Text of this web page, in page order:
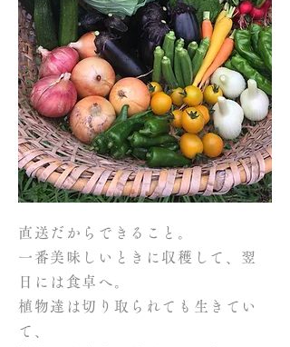
直送だからできること。
一番美味しいときに収穫して、翌
日には食卓へ。
植物達は切り取られても生きてい
て、